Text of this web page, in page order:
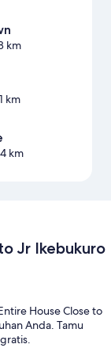
km
km
km
Jr Ikebukuro
House Close to
Anda. Tamu